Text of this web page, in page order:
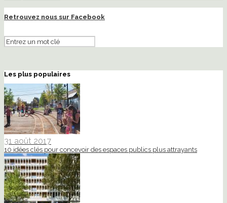
Retrouvez nous sur Facebook
Les plus populaires
31 août 2017
10 idées clés pour concevoir des espaces publics plus attrayants